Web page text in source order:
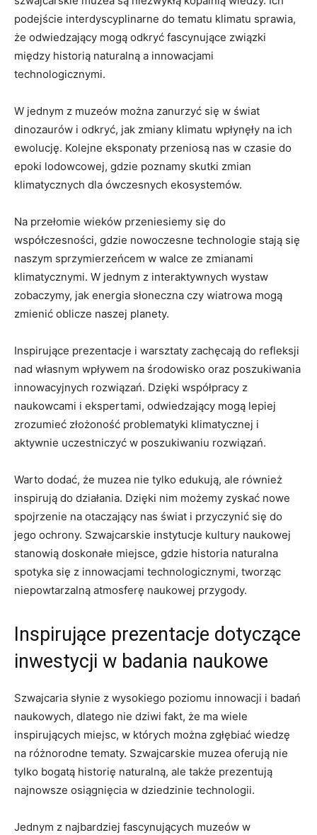
podejście ⁢interdyscyplinarne do ⁣tematu​ klimatu sprawia,
że odwiedzający mogą odkryć fascynujące związki
⁤między historią ​naturalną a innowacjami
technologicznymi.
W jednym z ‍muzeów ​można zanurzyć ‌się ‍w świat
dinozaurów i odkryć, jak ‍zmiany klimatu wpłynęły na ich
⁤ewolucję.​ Kolejne ⁣eksponaty przeniosą nas w czasie ⁢do
⁢epoki lodowcowej, gdzie poznamy skutki⁤ zmian
klimatycznych dla ówczesnych ekosystemów.
Na przełomie wieków ‌przeniesiemy się do
współczesności, gdzie nowoczesne technologie stają się
naszym ⁤sprzymierzeńcem‍ w ‌walce ze zmianami⁣
klimatycznymi. W jednym​ z interaktywnych wystaw⁢
zobaczymy, ⁤jak ‌energia słoneczna⁤ czy wiatrowa mogą
zmienić ​oblicze naszej planety.
Inspirujące⁣ prezentacje i warsztaty zachęcają do refleksji
nad własnym wpływem na środowisko oraz‍ poszukiwania
innowacyjnych rozwiązań. Dzięki współpracy z
naukowcami i‍ ekspertami, odwiedzający mogą lepiej
zrozumieć ‌złożoność problematyki klimatycznej⁢ i
⁣aktywnie ⁣uczestniczyć w poszukiwaniu rozwiązań.
Warto dodać, że muzea nie⁤ tylko⁣ edukują,‍ ale również
inspirują do działania. Dzięki nim możemy zyskać nowe
spojrzenie‌ na otaczający nas świat i ‍przyczynić się do
jego ochrony.‌ Szwajcarskie instytucje kultury naukowej‍
stanowią doskonałe ⁣miejsce, gdzie‍ historia naturalna ​
spotyka się⁤ z⁤ innowacjami technologicznymi, tworząc⁤
niepowtarzalną atmosferę naukowej przygody.
Inspirujące prezentacje dotyczące
inwestycji w badania naukowe
Szwajcaria słynie⁤ z wysokiego poziomu innowacji i ‍badań
naukowych, dlatego nie ⁣dziwi ⁣fakt, że ma ⁣wiele
inspirujących ‌miejsc, w których można zgłębiać wiedzę
na ‌różnorodne‍ tematy. Szwajcarskie muzea oferują nie
tylko bogatą historię naturalną, ale także prezentują
najnowsze osiągnięcia w dziedzinie⁢ technologii.
Jednym ⁤z najbardziej​ fascynujących muzeów​ w